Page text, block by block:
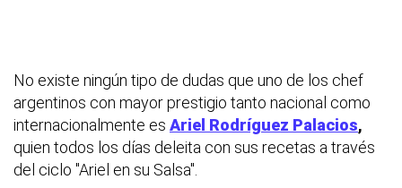
No existe ningún tipo de dudas que uno de los chef
argentinos con mayor prestigio tanto nacional como
internacionalmente es Ariel Rodríguez Palacios,
quien todos los días deleita con sus recetas a través
del ciclo "Ariel en su Salsa".